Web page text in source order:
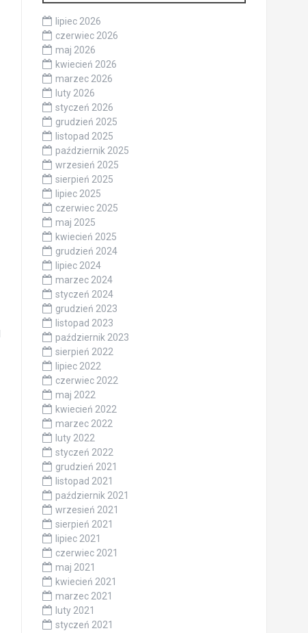
lipiec 2026
czerwiec 2026
maj 2026
kwiecień 2026
marzec 2026
luty 2026
styczeń 2026
grudzień 2025
listopad 2025
październik 2025
wrzesień 2025
sierpień 2025
lipiec 2025
czerwiec 2025
maj 2025
kwiecień 2025
grudzień 2024
lipiec 2024
marzec 2024
styczeń 2024
grudzień 2023
listopad 2023
październik 2023
sierpień 2022
lipiec 2022
czerwiec 2022
maj 2022
kwiecień 2022
marzec 2022
luty 2022
styczeń 2022
grudzień 2021
listopad 2021
październik 2021
wrzesień 2021
sierpień 2021
lipiec 2021
czerwiec 2021
maj 2021
kwiecień 2021
marzec 2021
luty 2021
styczeń 2021